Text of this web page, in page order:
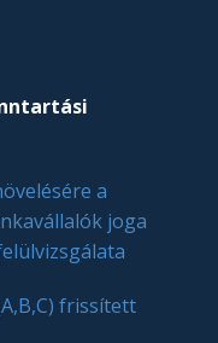
a
joga
frissített